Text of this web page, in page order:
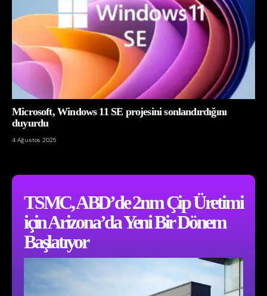
TSMC, ABD’de 2nm Çip Üretimi
için Arizona’da Yeni Bir Dönem
Başlatıyor
Microsoft, Windows 11 SE projesini sonlandırdığını
duyurdu
4 Ağustos 2025